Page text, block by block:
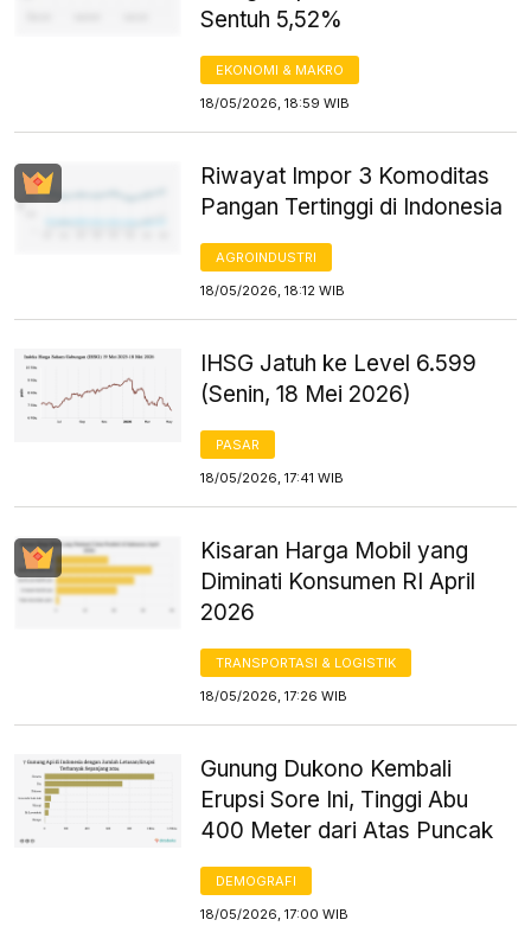
Sentuh 5,52%
EKONOMI & MAKRO
18/05/2026, 18:59 WIB
Riwayat Impor 3 Komoditas
Pangan Tertinggi di Indonesia
AGROINDUSTRI
18/05/2026, 18:12 WIB
IHSG Jatuh ke Level 6.599
(Senin, 18 Mei 2026)
PASAR
18/05/2026, 17:41 WIB
Kisaran Harga Mobil yang
Diminati Konsumen RI April
2026
TRANSPORTASI & LOGISTIK
18/05/2026, 17:26 WIB
Gunung Dukono Kembali
Erupsi Sore Ini, Tinggi Abu
400 Meter dari Atas Puncak
DEMOGRAFI
18/05/2026, 17:00 WIB